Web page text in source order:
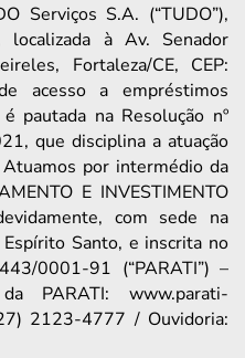
Serviços S.A. (“TUDO”),
localizada à Av. Senador
Fortaleza/CE, CEP:
acesso a empréstimos
pautada na Resolução nº
que disciplina a atuação
por intermédio da
E INVESTIMENTO
com sede na
Santo, e inscrita no
0001-91 (“PARATI”) –
PARATI: www.parati-
2123-4777 / Ouvidoria: